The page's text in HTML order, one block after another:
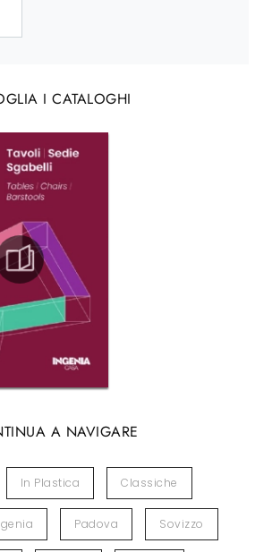
I CATALOGHI
A NAVIGARE
In Plastica Classiche
Padova Sovizzo